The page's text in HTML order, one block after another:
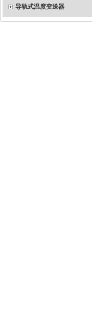
导轨式温度变送器